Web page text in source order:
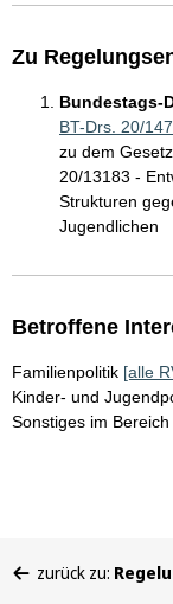
Zu
Bundestags-
BT-Drs. 20/
zu dem
20/13183 -
Strukturen
Jugendlichen
Betroffene
Familienpolitik [alle
Kinder- und
Sonstiges im
befinden
zurück zu: